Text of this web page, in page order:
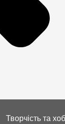
Творчість та